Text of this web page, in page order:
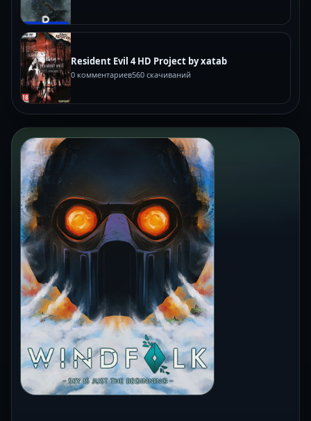
Resident Evil 4 HD Project by xatab
0 комментариев560 скачиваний